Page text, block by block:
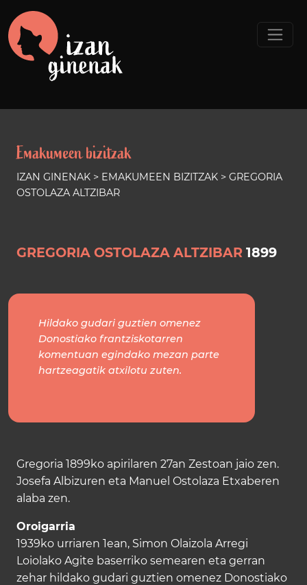
Emakumeen bizitzak
IZAN GINENAK > EMAKUMEEN BIZITZAK > GREGORIA
OSTOLAZA ALTZIBAR
GREGORIA OSTOLAZA ALTZIBAR 1899
Hildako gudari guztien omenez
Donostiako frantziskotarren
komentuan egindako mezan parte
hartzeagatik atxilotu zuten.
Gregoria 1899ko apirilaren 27an Zestoan jaio zen.
Josefa Albizuren eta Manuel Ostolaza Etxaberen
alaba zen.
Oroigarria
1939ko urriaren 1ean, Simon Olaizola Arregi
Loiolako Agite baserriko semearen eta gerran
zehar hildako gudari guztien omenez Donostiako